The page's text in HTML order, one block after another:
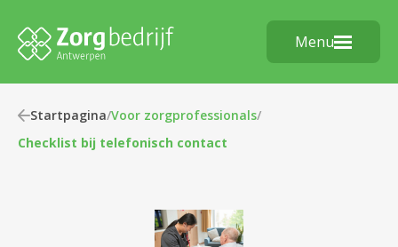
Menu
Startpagina/Voor zorgprofessionals/
Checklist bij telefonisch contact